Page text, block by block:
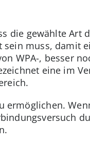
die gewählte Art
sein muss, damit
WPA-, besser
eine im
ermöglichen.